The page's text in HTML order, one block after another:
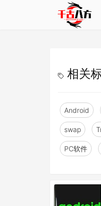
相关
Android
swap
PC软件